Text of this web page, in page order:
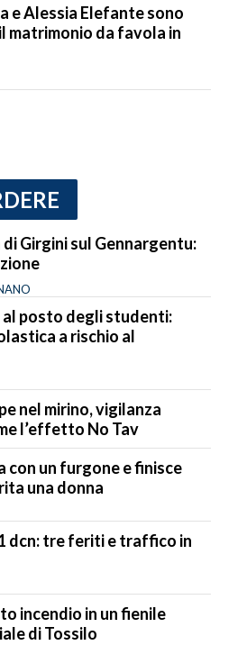
e Alessia Elefante sono
matrimonio da favola in
Girgini sul Gennargentu:
al posto degli studenti:
a rischio al
nel mirino, vigilanza
l’effetto No Tav
con un furgone e finisce
una donna
dcn: tre feriti e traffico in
incendio in un fienile
di Tossilo